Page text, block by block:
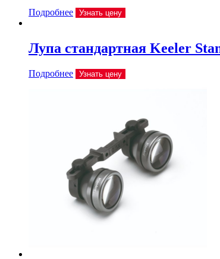
Подробнее Узнать цену
Лупа стандартная Keeler
Подробнее Узнать цену